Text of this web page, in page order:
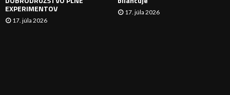
EXPERIMENTOV
17. júla 2026
17. júla 2026